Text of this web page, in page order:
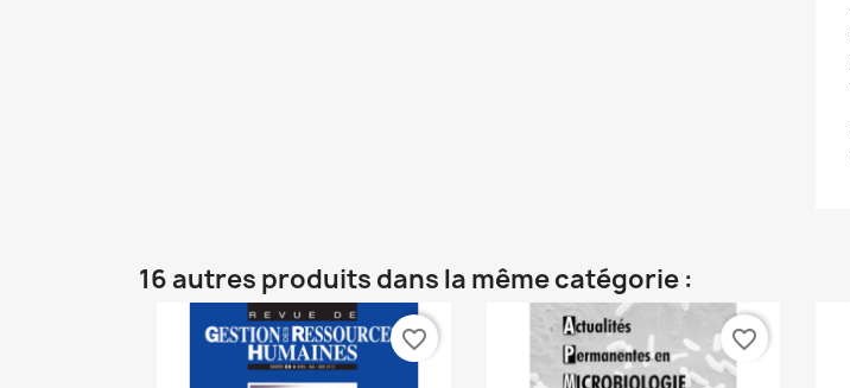
16 autres produits dans la même catégorie :
favorite_border favorite_border